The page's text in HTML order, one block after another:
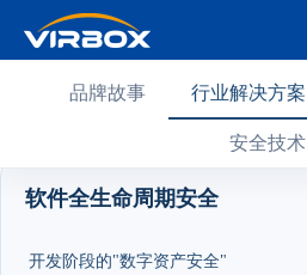
品牌故事 行业解决方案
安全技术
软件全生命周期安全
开发阶段的"数字资产安全"